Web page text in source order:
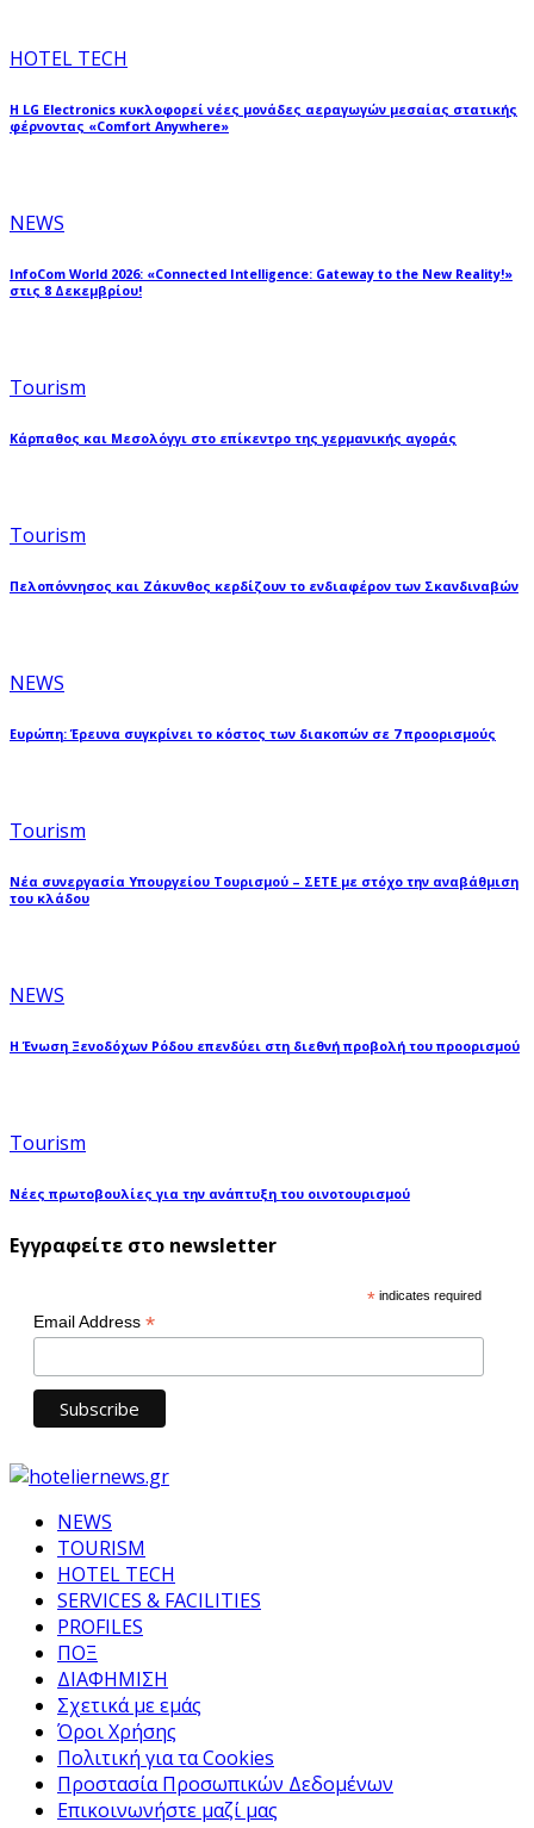
HOTEL TECH
Η LG Electronics κυκλοφορεί νέες μονάδες αεραγωγών μεσαίας στατικής
φέρνοντας «Comfort Anywhere»
NEWS
InfoCom World 2026: «Connected Intelligence: Gateway to the New Reality!»
στις 8 Δεκεμβρίου!
Tourism
Κάρπαθος και Μεσολόγγι στο επίκεντρο της γερμανικής αγοράς
Tourism
Πελοπόννησος και Ζάκυνθος κερδίζουν το ενδιαφέρον των Σκανδιναβών
NEWS
Ευρώπη: Έρευνα συγκρίνει το κόστος των διακοπών σε 7 προορισμούς
Tourism
Νέα συνεργασία Υπουργείου Τουρισμού – ΣΕΤΕ με στόχο την αναβάθμιση
του κλάδου
NEWS
Η Ένωση Ξενοδόχων Ρόδου επενδύει στη διεθνή προβολή του προορισμού
Tourism
Νέες πρωτοβουλίες για την ανάπτυξη του οινοτουρισμού
Εγγραφείτε στο newsletter
* indicates required
Email Address *
NEWS
TOURISM
HOTEL TECH
SERVICES & FACILITIES
PROFILES
ΠΟΞ
ΔΙΑΦΗΜΙΣΗ
Σχετικά με εμάς
Όροι Χρήσης
Πολιτική για τα Cookies
Προστασία Προσωπικών Δεδομένων
Επικοινωνήστε μαζί μας